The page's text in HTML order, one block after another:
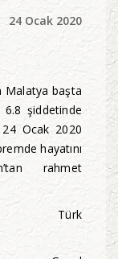
24 Ocak 2020
Malatya başta
şiddetinde
Ocak 2020
hayatını
rahmet